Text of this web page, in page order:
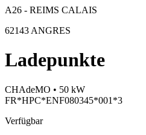
A26 - REIMS CALAIS
62143 ANGRES
Ladepunkte
CHAdeMO • 50 kW
FR*HPC*ENF080345*001*3
Verfügbar